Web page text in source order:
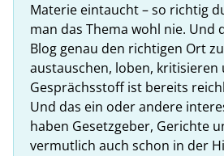
Materie eintaucht – so richtig
man das Thema wohl nie. Und
Blog genau den richtigen Ort
austauschen, loben, kritisieren
Gesprächsstoff ist bereits
Und das ein oder andere
haben Gesetzgeber, Gerichte
vermutlich auch schon in der